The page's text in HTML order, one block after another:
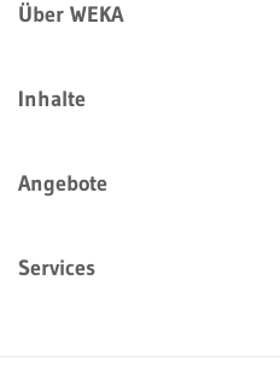
Über WEKA
Inhalte
Angebote
Services